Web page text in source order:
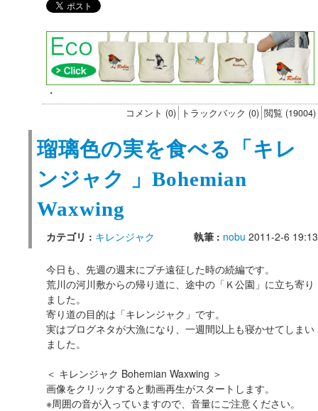
・
コメント (0) トラックバック (0) 閲覧 (19004)
瑠璃色の実を食べる「キレ
ンジャク 」Bohemian
Waxwing
カテゴリ : キレンジャク 執筆 : nobu 2011-2-6 19:13
今日も、先週の週末にプチ遠征した時の続編です。
荒川の河川敷からの帰り道に、途中の「Ｋ公園」に立ち寄り
ました。
寄り道の目的は「キレンジャク」です。
実はブログネタが大漁になり、一週間以上も寝かせてしまい
ました。
＜ キレンジャク Bohemian Waxwing ＞
画像をクリックすると動画再生がスタートします。
※周囲の音が入っていますので、音量にご注意ください。